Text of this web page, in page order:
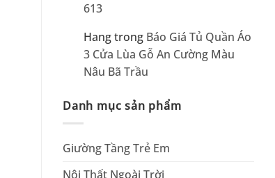
613
Hangtrong Báo Giá Tủ Quần Áo
3 Cửa Lùa Gỗ An Cường Màu
Nâu Bã Trầu
Danh mục sản phẩm
Giường Tầng Trẻ Em
Nội Thất Ngoài Trời